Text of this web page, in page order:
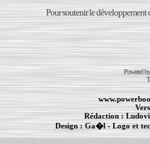
Pour soutenir le développement
Powered
Rédaction :
Design :Ga�l- Logo et
PowerBook